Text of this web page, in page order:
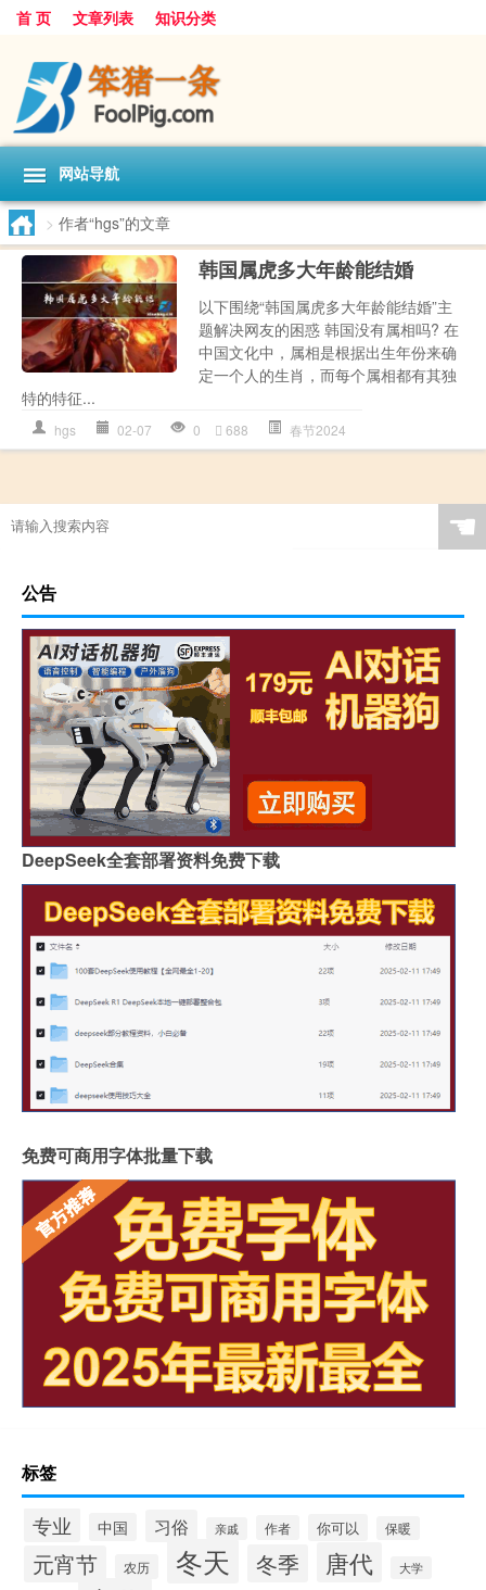
首 页 文章列表 知识分类
网站导航
> 作者“hgs”的文章
韩国属虎多大年龄能结婚
以下围绕“韩国属虎多大年龄能结婚”主
题解决网友的困惑 韩国没有属相吗? 在
中国文化中，属相是根据出生年份来确
定一个人的生肖，而每个属相都有其独
特的特征...
hgs 02-07 0 688 春节2024
☚
公告
DeepSeek全套部署资料免费下载
免费可商用字体批量下载
标签
专业 中国 习俗 亲戚 作者 你可以 保暖
元宵节 农历 冬天 冬季 唐代 大学